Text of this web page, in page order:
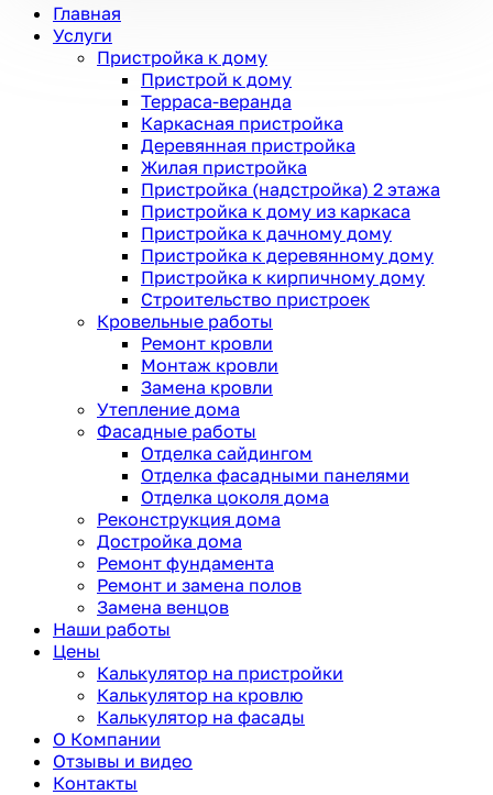
Главная
Услуги
Пристройка к дому
Пристрой к дому
Терраса-веранда
Каркасная пристройка
Деревянная пристройка
Жилая пристройка
Пристройка (надстройка) 2 этажа
Пристройка к дому из каркаса
Пристройка к дачному дому
Пристройка к деревянному дому
Пристройка к кирпичному дому
Строительство пристроек
Кровельные работы
Ремонт кровли
Монтаж кровли
Замена кровли
Утепление дома
Фасадные работы
Отделка сайдингом
Отделка фасадными панелями
Отделка цоколя дома
Реконструкция дома
Достройка дома
Ремонт фундамента
Ремонт и замена полов
Замена венцов
Наши работы
Цены
Калькулятор на пристройки
Калькулятор на кровлю
Калькулятор на фасады
О Компании
Отзывы и видео
Контакты